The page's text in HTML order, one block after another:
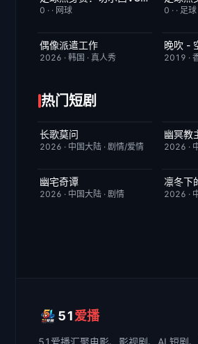
0 · · 网球 0 · · 足球
已完结
偶像派遣工作
2026 · 韩国 · 真人秀
更新
晚吹 -
2019 ·
热门短剧
已完结
长歌莫问
2026 · 中国大陆 · 剧情/爱情
已完结
幽冥教
2026 ·
更新至第14集
幽宅奇谭
2026 · 中国大陆 · 剧情
更新至
凛冬下
2026 ·
51爱播
51爱播汇聚电影、影视剧、AI 短剧